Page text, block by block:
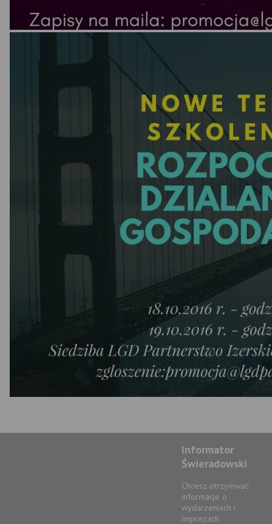
Informator
Świeradowski
Chcesz otrzymwać
informacje o
wydarzeniach i
imprezach